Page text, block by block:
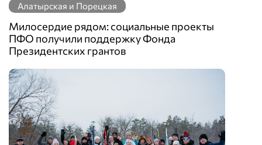
Алатырская и Порецкая
Милосердие рядом: социальные проекты
ПФО получили поддержку Фонда
Президентских грантов